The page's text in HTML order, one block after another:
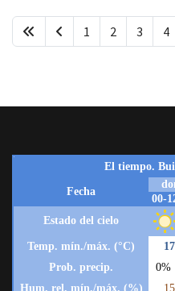
1 2 3 4